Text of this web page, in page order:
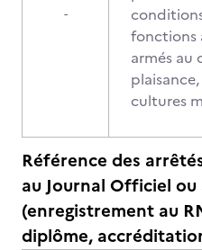
-
fonctions
armés au
cultures
Référence des
au Journal Officiel
(enregistrement au
diplôme,